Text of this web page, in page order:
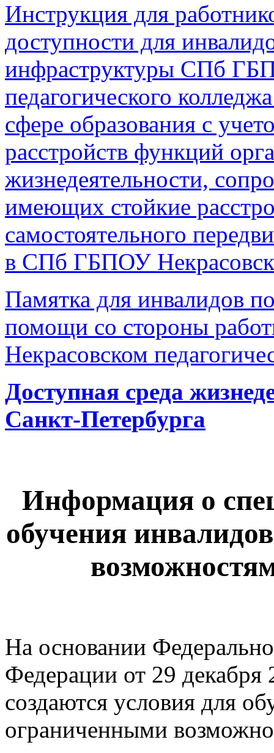
Инструкция для
доступности для
инфраструктуры СПб
педагогического
сфере образования с
расстройств функций
жизнедеятельности,
имеющих стойкие
самостоятельного
в СПб ГБПОУ
Памятка для инвалидов
помощи со стороны
Некрасовском
Доступная среда
Санкт-Петербурга
Информация о
обучения
На основании
Федерации от 29
создаются условия для
ограниченными